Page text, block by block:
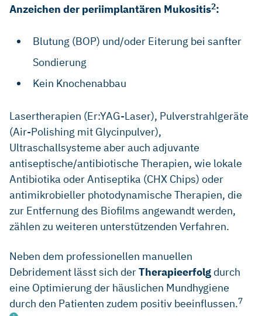
Anzeichen der periimplantären Mukositis2:
Blutung (BOP) und/oder Eiterung bei sanfter
Sondierung
Kein Knochenabbau
Lasertherapien (Er:YAG-Laser), Pulverstrahlgeräte
(Air-Polishing mit Glycinpulver),
Ultraschallsysteme aber auch adjuvante
antiseptische/antibiotische Therapien, wie lokale
Antibiotika oder Antiseptika (CHX Chips) oder
antimikrobieller photodynamische Therapien, die
zur Entfernung des Biofilms angewandt werden,
zählen zu weiteren unterstützenden Verfahren.
Neben dem professionellen manuellen
Debridement lässt sich derTherapieerfolg durch
eine Optimierung der häuslichen Mundhygiene
durch den Patienten zudem positiv beeinflussen.7